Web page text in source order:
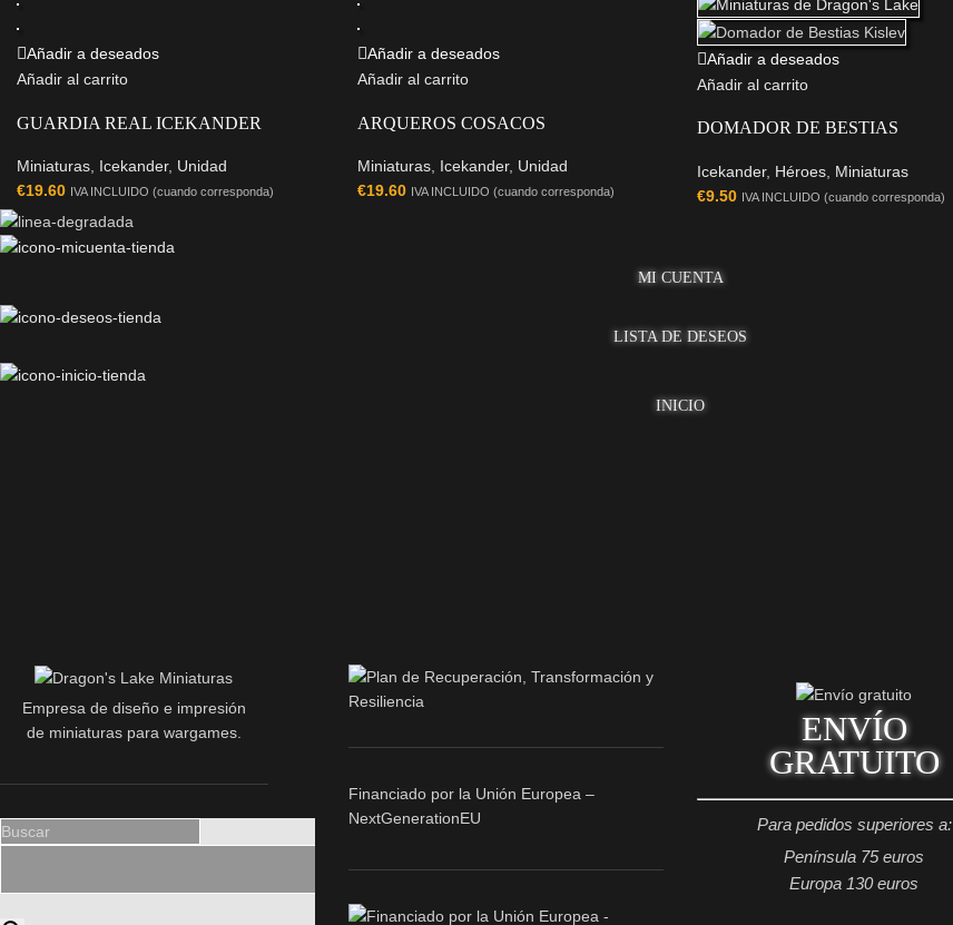
Añadir a deseados
Añadir al carrito
GUARDIA REAL ICEKANDER
Miniaturas Icekander, Unidad
€19.60 IVA INCLUIDO (cuando corresponda)
Añadir a deseados
Añadir al carrito
ARQUEROS COSACOS
Miniaturas, Icekander, Unidad
€19.60 IVA INCLUIDO (cuando corresponda)
Añadir a deseados
Añadir al carrito
DOMADOR DE BESTIAS
Icekander, Héroes Miniaturas
€9.50 IVA INCLUIDO (cuando corresponda)
MI CUENTA
LISTA DE DESEOS
INICIO
Empresa de diseño e impresión
de miniaturas para wargames.
Financiado por la Unión Europea –
NextGenerationEU
ENVÍO
GRATUITO
Para pedidos superiores a:
Península 75 euros
Europa 130 euros